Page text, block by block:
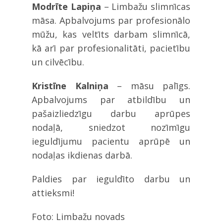
Modrīte Lapiņa – Limbažu slimnīcas
māsa. Apbalvojums par profesionālo
mūžu, kas veltīts darbam slimnīcā,
kā arī par profesionalitāti, pacietību
un cilvēcību.
Kristīne Kalniņa – māsu palīgs.
Apbalvojums par atbildību un
pašaizliedzīgu darbu aprūpes
nodaļā, sniedzot nozīmīgu
ieguldījumu pacientu aprūpē un
nodaļas ikdienas darbā.
Paldies par ieguldīto darbu un
attieksmi!
Foto: Limbažu novads